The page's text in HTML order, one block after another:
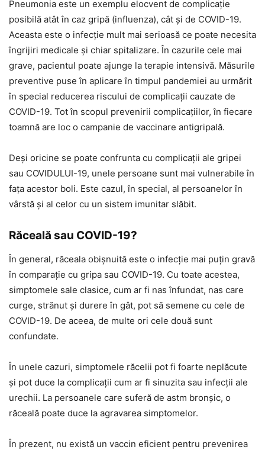
Pneumonia este un exemplu elocvent de complicație
posibilă atât în caz gripă (influenza), cât și de COVID-19.
Aceasta este o infecție mult mai serioasă ce poate necesita
îngrijiri medicale și chiar spitalizare. În cazurile cele mai
grave, pacientul poate ajunge la terapie intensivă. Măsurile
preventive puse în aplicare în timpul pandemiei au urmărit
în special reducerea riscului de complicații cauzate de
COVID-19. Tot în scopul prevenirii complicațiilor, în fiecare
toamnă are loc o campanie de vaccinare antigripală.
Deși oricine se poate confrunta cu complicații ale gripei
sau COVIDULUI-19, unele persoane sunt mai vulnerabile în
fața acestor boli. Este cazul, în special, al persoanelor în
vârstă și al celor cu un sistem imunitar slăbit.
Răceală sau COVID-19?
În general, răceala obișnuită este o infecție mai puțin gravă
în comparație cu gripa sau COVID-19. Cu toate acestea,
simptomele sale clasice, cum ar fi nas înfundat, nas care
curge, strănut și durere în gât, pot să semene cu cele de
COVID-19. De aceea, de multe ori cele două sunt
confundate.
În unele cazuri, simptomele răcelii pot fi foarte neplăcute
și pot duce la complicații cum ar fi sinuzita sau infecții ale
urechii. La persoanele care suferă de astm bronșic, o
răceală poate duce la agravarea simptomelor.
În prezent, nu există un vaccin eficient pentru prevenirea